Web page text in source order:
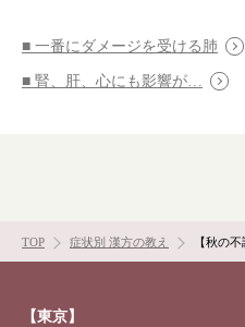
根本から身体
■ 一番にダメージを受ける肺
■ 腎、肝、心にも影響が…
TOP 症状別 漢方の教え 【秋の
【東京】